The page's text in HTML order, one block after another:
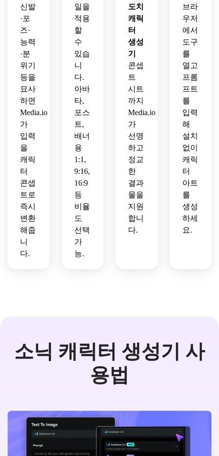
신발
·포
즈·
능력
·분
위기
등을
묘사
하면
Media.io
가
입력
을
캐릭
터
콘셉
트로
즉시
변환
해줍
니
다.
일을
적용
할
수
있습
니
다.
아바
타,
포스
트,
배너
용
1:1,
9:16,
16:9
등
비율
도
선택
가
능.
도치
캐릭
터
생성
기
콘셉
트
시트
까지
Media.io
가
선명
하고
정교
한
결과
물을
지원
합니
다.
브라
우저
에서
도구
를
열고
프롬
프트
를
입력
해
설치
없이
캐릭
터
아트
를
생성
하세
요.
소닉 캐릭터 생성기 사
용법